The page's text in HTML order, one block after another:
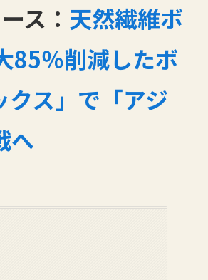
ス： 天然繊維ボ
85％削減したボ
クス」で「アジ
へ